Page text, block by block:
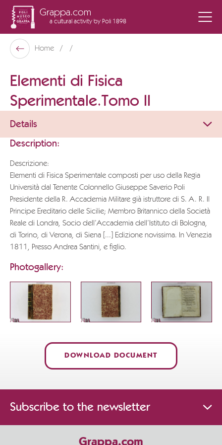
Grappa.com
a cultural activity by Poli 1898
Poli Museo Della Grappa
Back
Home
Elementi di Fisica
Sperimentale.Tomo II
Details
Description:
Descrizione:
Elementi di Fisica Sperimentale composti per uso della Regia
Università dal Tenente Colonnello Giuseppe Saverio Poli
Presidente della R. Accademia Militare già istruttore di S. A. R. Il
Principe Ereditario delle Sicilie; Membro Britannico della Società
Reale di Londra, Socio dell’Accademia dell’Istituto di Bologna,
di Torino, di Verona, di Siena [...] Edizione novissima. In Venezia
1811, Presso Andrea Santini, e figlio.
Photogallery:
DOWNLOAD DOCUMENT
Subscribe to the newsletter
Grappa.com